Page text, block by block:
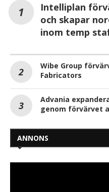
Intelliplan
och skapar
inom temp
Wibe Group
Fabricators
Advania
genom förvärvet
ANNONS